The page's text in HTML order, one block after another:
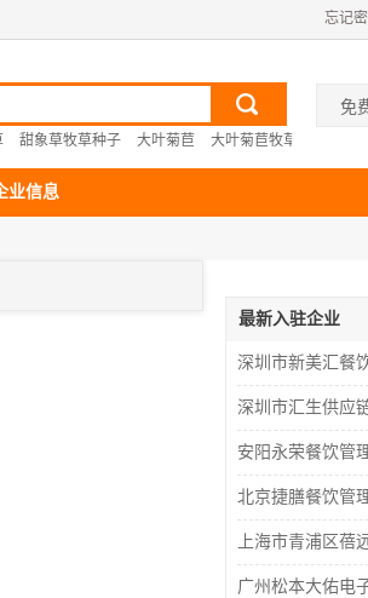
忘记
甜象草牧草种子 大叶菊苣 大叶菊苣牧草种子
免
业信息
最新入驻企业
深圳市新美汇餐
深圳市汇生供应
安阳永荣餐饮管
北京捷膳餐饮管
上海市青浦区蓓